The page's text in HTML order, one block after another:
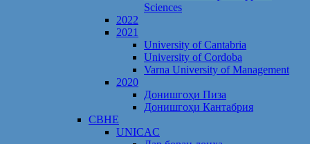
Sciences
2022
2021
University of Cantabria
University of Cordoba
Varna University of Management
2020
Донишгоҳи Пиза
Донишгоҳи Кантабрия
CBHE
UNICAC